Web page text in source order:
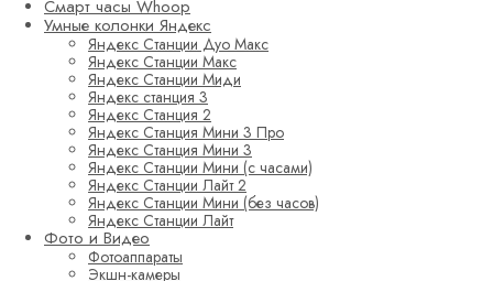
Смарт часы Whoop
Умные колонки Яндекс
Яндекс Станции Дуо Макс
Яндекс Станции Макс
Яндекс Станции Миди
Яндекс станция 3
Яндекс Станция 2
Яндекс Станция Мини 3 Про
Яндекс Станция Мини 3
Яндекс Станции Мини (с часами)
Яндекс Станции Лайт 2
Яндекс Станции Мини (без часов)
Яндекс Станции Лайт
Фото и Видео
Фотоаппараты
Экшн-камеры